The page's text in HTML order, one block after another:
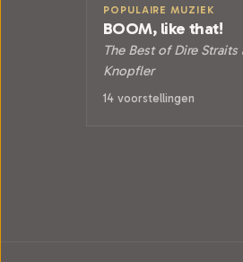
POPULAIRE MUZIEK
BOOM, like that!
The Best of Dire Straits
Knopfler
14 voorstellingen